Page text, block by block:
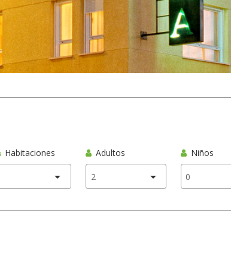
Habitaciones Adultos Niños